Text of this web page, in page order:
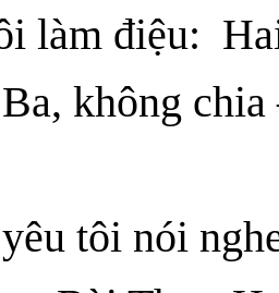
làm điệu:
Ba, không
tôi nói